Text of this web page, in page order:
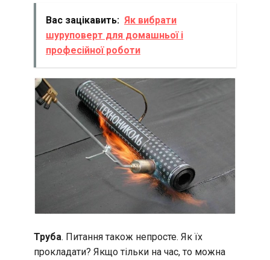
Вас зацікавить: Як вибрати
шуруповерт для домашньої і
професійної роботи
Труба. Питання також непросте. Як їх
прокладати? Якщо тільки на час, то можна